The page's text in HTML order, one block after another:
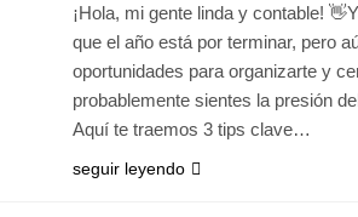
¡Hola, mi gente linda y contable!
que el año está por terminar, pero
oportunidades para organizarte y
probablemente sientes la presión
Aquí te traemos 3 tips clave…
seguir leyendo